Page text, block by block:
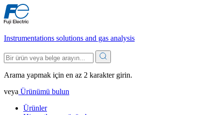
Instrumentations solutions and gas analysis
Arama yapmak için en az 2 karakter girin.
veya Ürünümü bulun
Ürünler